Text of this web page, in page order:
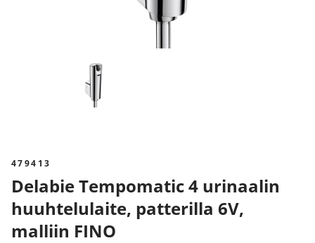
479413
Delabie Tempomatic 4 urinaalin
huuhtelulaite, patterilla 6V,
malliin FINO